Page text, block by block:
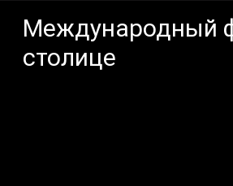
Международный
столице